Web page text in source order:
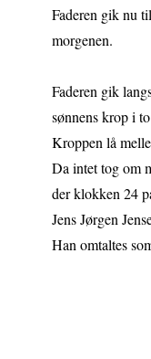
Faderen gik nu
morgenen.
Faderen gik
sønnens krop i
Kroppen lå
Da intet tog om
der klokken 24
Jens Jørgen
Han omtaltes